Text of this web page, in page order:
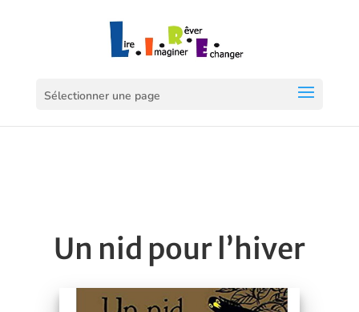
Sélectionner une page
Un nid pour l’hiver